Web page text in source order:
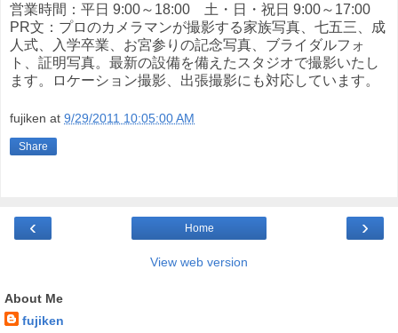
営業時間：平日 9:00～18:00 土・日・祝日 9:00～17:00
PR文：プロのカメラマンが撮影する家族写真、七五三、成
人式、入学卒業、お宮参りの記念写真、ブライダルフォ
ト、証明写真。最新の設備を備えたスタジオで撮影いたし
ます。ロケーション撮影、出張撮影にも対応しています。
fujiken at 9/29/2011 10:05:00 AM
Share
‹ ›
Home
View web version
About Me
fujiken